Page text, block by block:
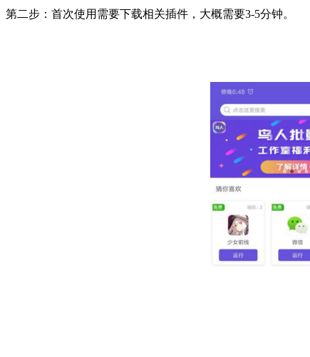
第二步：首次使用需要下载相关插件，大概需要3-5分钟。